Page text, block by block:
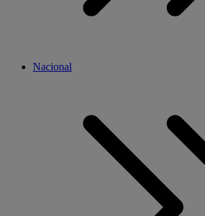
Nacional